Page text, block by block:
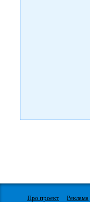
Про проект Реклама